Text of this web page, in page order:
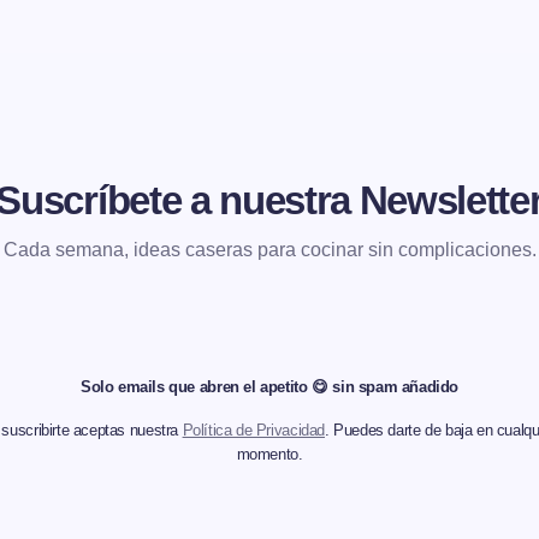
a nuestra
Cada semana, ideas caseras para cocinar sin complicaciones.
Solo emails que abren el apetito 😋 sin spam añadido
aceptas nuestra Política de Privacidad. Puedes darte de baja en
momento.